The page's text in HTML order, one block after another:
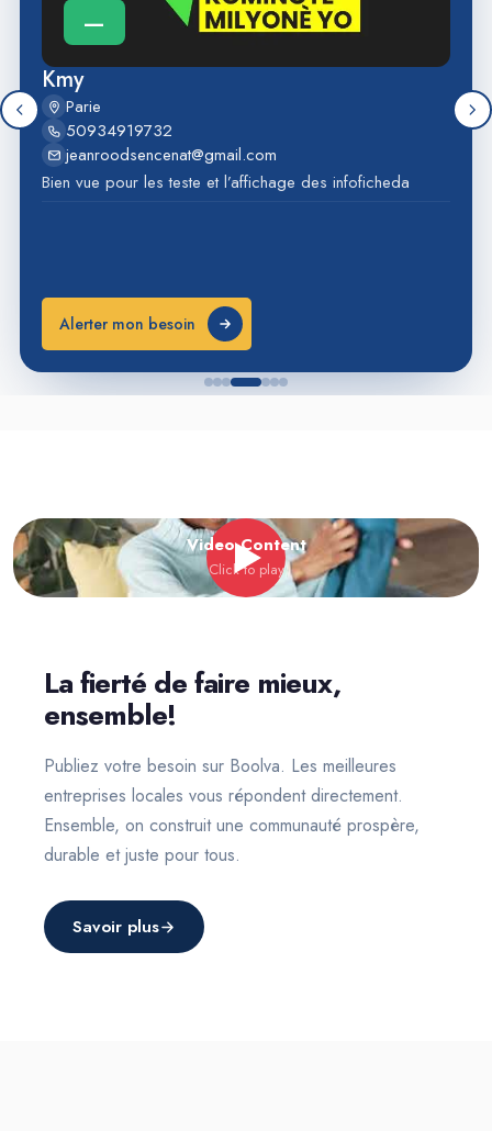
—
Kmy
Parie
50934919732
jeanroodsencenat@gmail.com
Bien vue pour les teste et l’affichage des infoficheda
Alerter mon besoin
Video Content
Click to play
La fierté de faire mieux,
ensemble!
Publiez votre besoin sur Boolva. Les meilleures
entreprises locales vous répondent directement.
Ensemble, on construit une communauté prospère,
durable et juste pour tous.
Savoir plus